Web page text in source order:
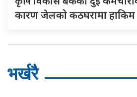
कारण जेलको कठघरामा हाकिम
भर्खरै